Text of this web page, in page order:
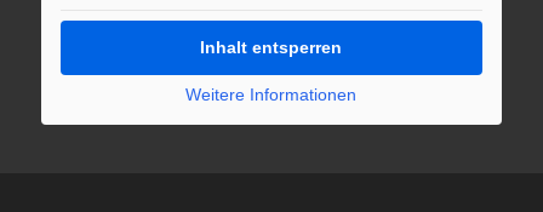
Inhalt entsperren
Weitere Informationen